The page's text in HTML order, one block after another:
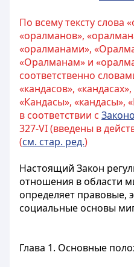
По всему тексту слова
«оралманов»,
«оралманами»,
«Оралманам» и
соответственно
«кандасов»,
«Кандасы», «кандасы»,
в соответствии с
327-VI (введены в
(см. стар. ред.)
Настоящий Закон
отношения в области
определяет правовые,
социальные основы
Глава 1. Основные